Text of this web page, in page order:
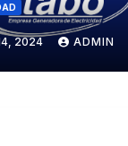
2024 ADMIN